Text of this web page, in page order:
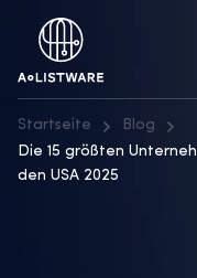
Startseite
Blog
Die 15 größten
den USA 2025